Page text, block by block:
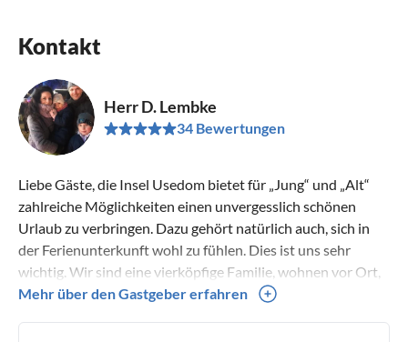
Kontakt
Herr D. Lembke
34 Bewertungen
Liebe Gäste, die Insel Usedom bietet für „Jung“ und „Alt“
zahlreiche Möglichkeiten einen unvergesslich schönen
Urlaub zu verbringen. Dazu gehört natürlich auch, sich in
der Ferienunterkunft wohl zu fühlen. Dies ist uns sehr
wichtig. Wir sind eine vierköpfige Familie, wohnen vor Ort,
sind gerne persönlich für Sie da und hoffen, so auch ein Teil
Mehr über den Gastgeber erfahren